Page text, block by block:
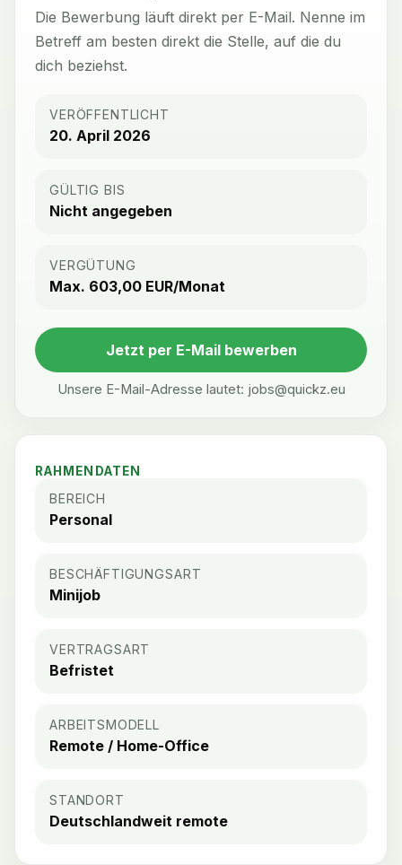
Die Bewerbung läuft direkt per E-Mail. Nenne im
Betreff am besten direkt die Stelle, auf die du
dich beziehst.
VERÖFFENTLICHT
20. April 2026
GÜLTIG BIS
Nicht angegeben
VERGÜTUNG
Max. 603,00 EUR/Monat
Jetzt per E-Mail bewerben
Unsere E-Mail-Adresse lautet: jobs@quickz.eu
RAHMENDATEN
BEREICH
Personal
BESCHÄFTIGUNGSART
Minijob
VERTRAGSART
Befristet
ARBEITSMODELL
Remote / Home-Office
STANDORT
Deutschlandweit remote